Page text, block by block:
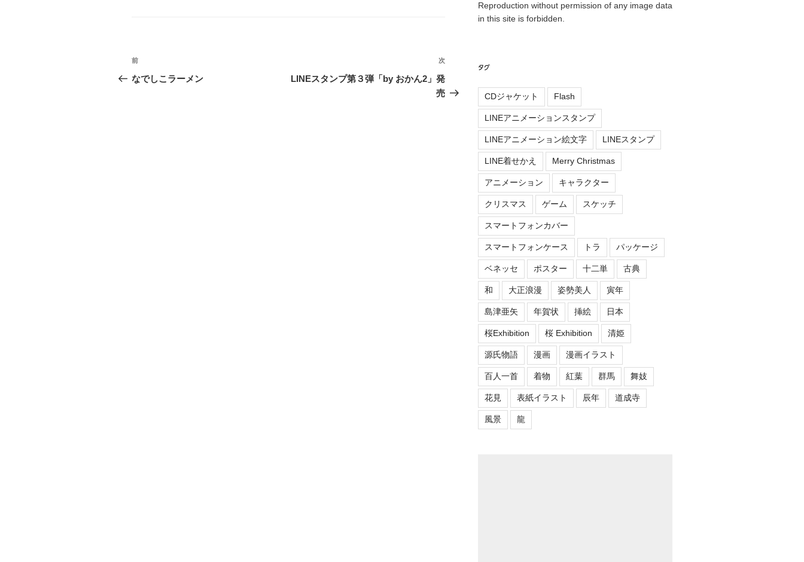
投
稿
前
の
前
なでしこラーメン
次
の
投
次
LINEスタンプ第３弾「by おかん2」発
売
Reproduction without permission of any image data
in this site is forbidden.
タグ
CDジャケット Flash
LINEアニメーションスタンプ
LINEアニメーション絵文字 LINEスタンプ
LINE着せかえ Merry Christmas
アニメーション キャラクター
クリスマス ゲーム スケッチ
スマートフォンカバー
スマートフォンケース トラ パッケージ
ベネッセ ポスター 十二単 古典
和 大正浪漫 姿勢美人 寅年
島津亜矢 年賀状 挿絵 日本
桜Exhibition 桜 Exhibition 清姫
源氏物語 漫画 漫画イラスト
百人一首 着物 紅葉 群馬 舞妓
花見 表紙イラスト 辰年 道成寺
風景 龍